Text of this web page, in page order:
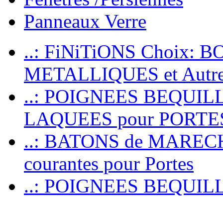
Panneaux Verre
..: FiNiTiONS Choix:
METALLIQUES et
..: POIGNEES
LAQUEES pour
..: BATONS de
courantes pour Portes
..: POIGNEES